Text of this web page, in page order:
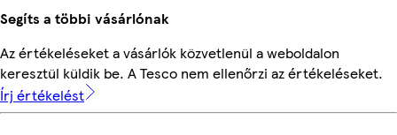
Segíts a többi vásárlónak
Az értékeléseket a vásárlók közvetlenül a weboldalon
keresztül küldik be. A Tesco nem ellenőrzi az értékeléseket.
Írj értékelést